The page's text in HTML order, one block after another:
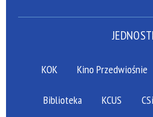
KOK Kino Przedwiośnie
Biblioteka KCUS